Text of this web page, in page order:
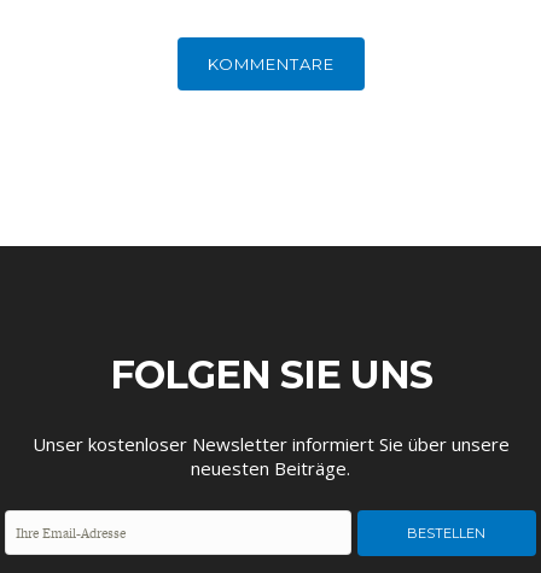
KOMMENTARE
FOLGEN SIE UNS
Unser kostenloser Newsletter informiert Sie über unsere
neuesten Beiträge.